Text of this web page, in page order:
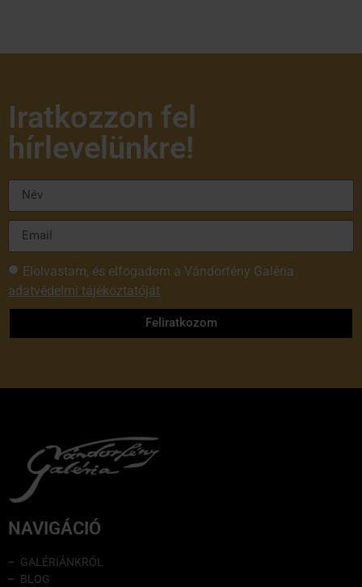
Iratkozzon fel
hírlevelünkre!
Elolvastam, és elfogadom a Vándorfény Galéria
adatvédelmi tájékoztatóját
Feliratkozom
NAVIGÁCIÓ
GALÉRIÁNKRÓL
BLOG